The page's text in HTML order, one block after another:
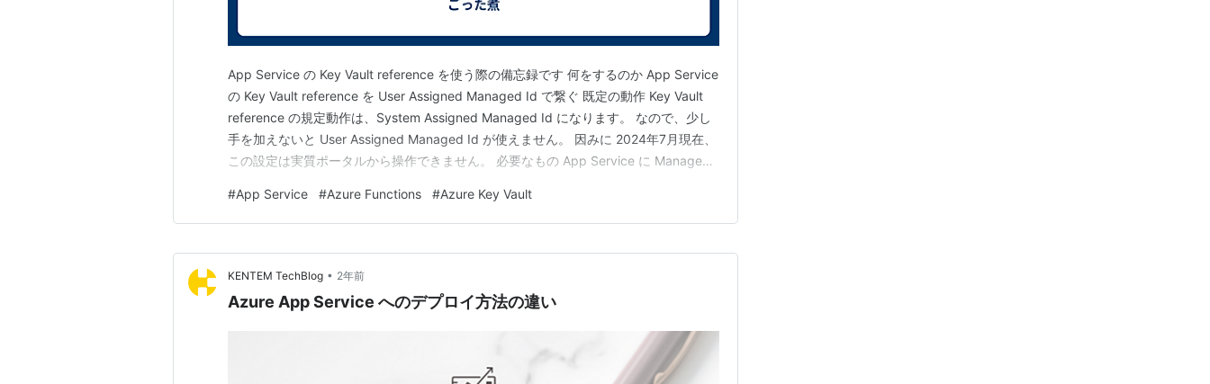
App Service の Key Vault reference を使う際の備忘録です 何をするのか App Service
の Key Vault reference を User Assigned Managed Id で繋ぐ 既定の動作 Key Vault
reference の規定動作は、System Assigned Managed Id になります。 なので、少し
手を加えないと User Assigned Managed Id が使えません。 因みに 2024年7月現在、
この設定は実質ポータルから操作できません。 必要なもの App Service に Managed
#App Service #Azure Functions #Azure Key Vault
KENTEM TechBlog • 2年前
Azure App Service へのデプロイ方法の違い